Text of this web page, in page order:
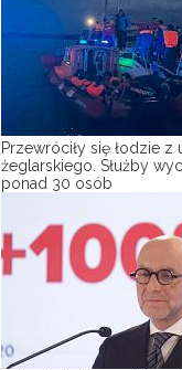
Przewróciły się łodzie
żeglarskiego. Służby
ponad 30 osób